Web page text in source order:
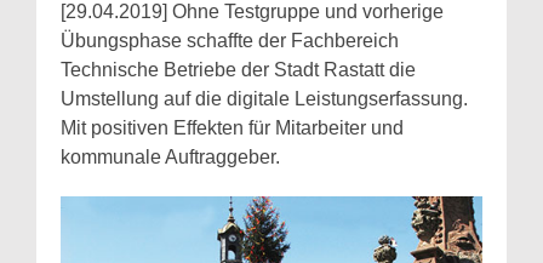
[29.04.2019] Ohne Testgruppe und vorherige
Übungsphase schaffte der Fachbereich
Technische Betriebe der Stadt Rastatt die
Umstellung auf die digitale Leistungserfassung.
Mit positiven Effekten für Mitarbeiter und
kommunale Auftraggeber.